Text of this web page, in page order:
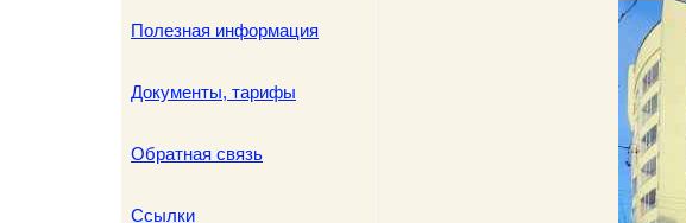
Полезная информация
Документы, тарифы
Обратная связь
Ссылки